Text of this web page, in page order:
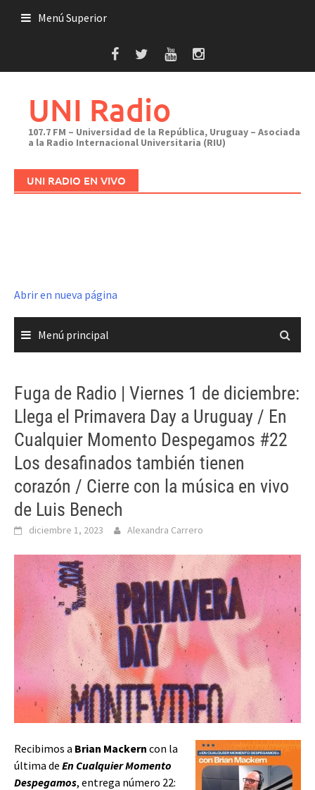
Menú Superior
UNI Radio
107.7 FM – Universidad de la República, Uruguay – Asociada
a la Radio Internacional Universitaria (RIU)
UNI RADIO EN VIVO
Abrir en nueva página
Menú principal
Fuga de Radio | Viernes 1 de diciembre:
Llega el Primavera Day a Uruguay / En
Cualquier Momento Despegamos #22
Los desafinados también tienen
corazón / Cierre con la música en vivo
de Luis Benech
diciembre 1, 2023 Alexandra Carrero
Recibimos a Brian Mackern con la
última de En Cualquier Momento
Despegamos, entrega número 22: